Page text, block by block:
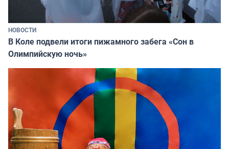
НОВОСТИ
В Коле подвели итоги пижамного забега «Сон в
Олимпийскую ночь»